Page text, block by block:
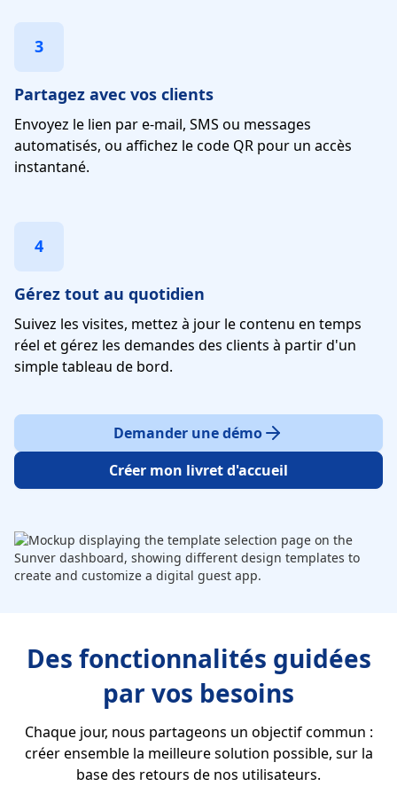
3
Partagez avec vos clients
Envoyez le lien par e-mail, SMS ou messages
automatisés, ou affichez le code QR pour un accès
instantané.
4
Gérez tout au quotidien
Suivez les visites, mettez à jour le contenu en temps
réel et gérez les demandes des clients à partir d'un
simple tableau de bord.
Demander une démo
Créer mon livret d'accueil
Des fonctionnalités guidées
par vos besoins
Chaque jour, nous partageons un objectif commun :
créer ensemble la meilleure solution possible, sur la
base des retours de nos utilisateurs.